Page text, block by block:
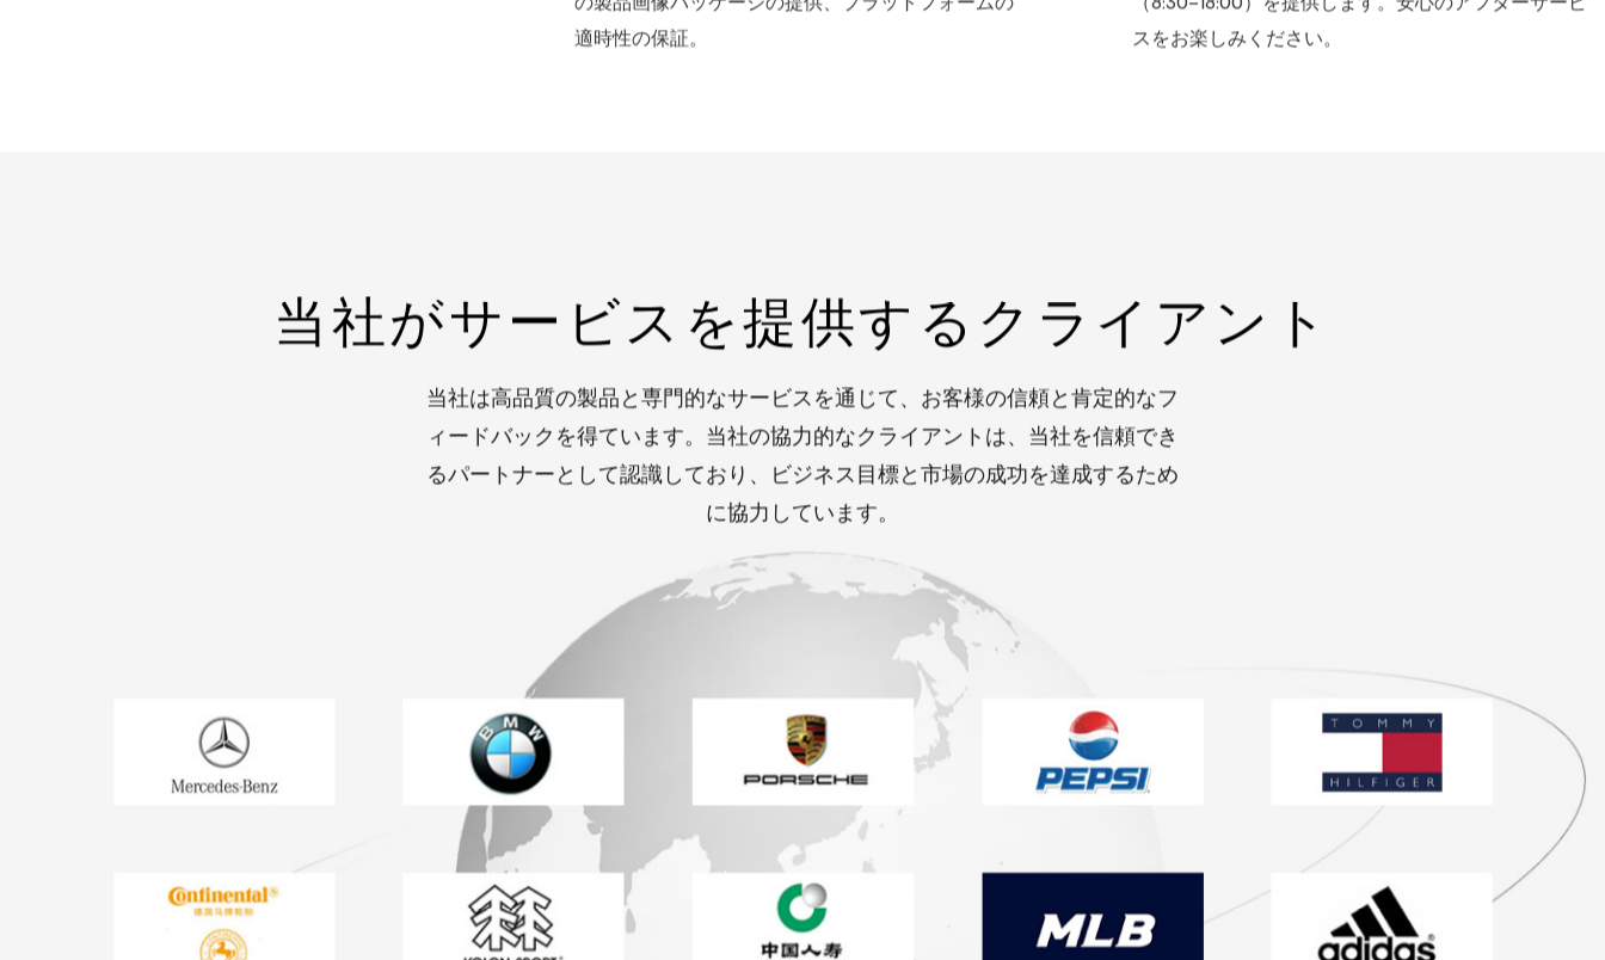
商品の豊富な在庫、48 時間以内の超高速配送のため
の製品画像パッケージの提供、プラットフォームの
速に対処し解決するために、丸一週間サービス
（8:30-18:00）を提供します。安心のアフターサービ
当社がサービスを提供するクライアント
当社は高品質の製品と専門的なサービスを通じて、お客様の信頼と肯定的なフ
ィードバックを得ています。当社の協力的なクライアントは、当社を信頼でき
るパートナーとして認識しており、ビジネス目標と市場の成功を達成するため
に協力しています。